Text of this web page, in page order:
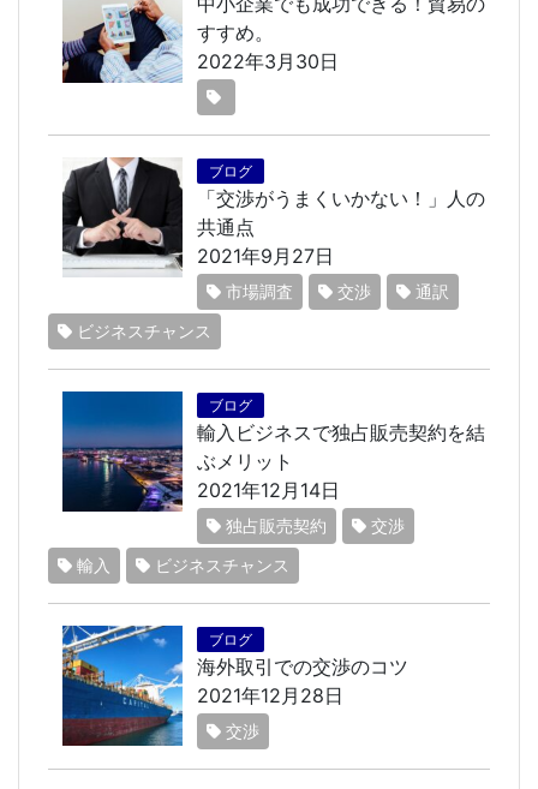
すすめ。
2022年3月30日
ブログ
「交渉がうまくいかない！」人の
共通点
2021年9月27日
市場調査 交渉
通訳
ビジネスチャンス
ブログ
輸入ビジネスで独占販売契約を結
ぶメリット
2021年12月14日
独占販売契約
交渉
輸入
ビジネスチャンス
ブログ
海外取引での交渉のコツ
2021年12月28日
交渉